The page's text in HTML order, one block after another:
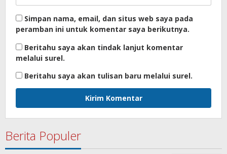
Simpan nama, email, dan situs web saya pada
peramban ini untuk komentar saya berikutnya.
Beritahu saya akan tindak lanjut komentar
melalui surel.
Beritahu saya akan tulisan baru melalui surel.
Berita Populer